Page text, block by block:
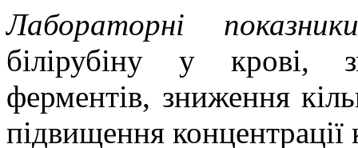
Лабораторні
білірубіну у крові,
ферментів, зниження
підвищення концентрації